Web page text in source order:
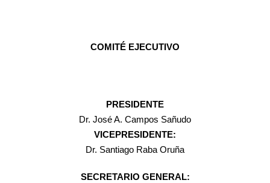
COMITÉ EJECUTIVO
PRESIDENTE
Dr. José A. Campos Sañudo
VICEPRESIDENTE:
Dr. Santiago Raba Oruña
SECRETARIO GENERAL: